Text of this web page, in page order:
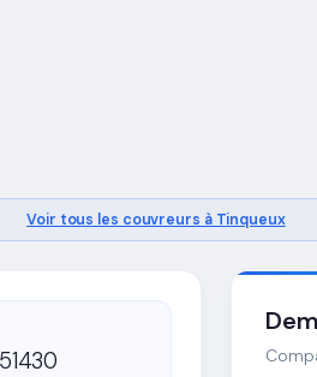
Voir tous les couvreurs à Tinqueux